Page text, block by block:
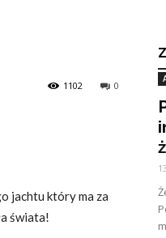
0
1102
jachtu który ma za
świata!